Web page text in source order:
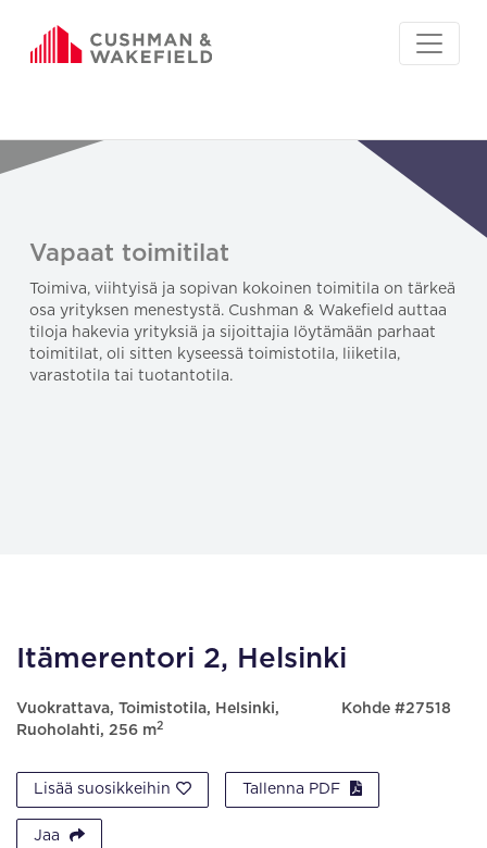
Vapaat toimitilat
Toimiva, viihtyisä ja sopivan kokoinen toimitila on tärkeä
osa yrityksen menestystä. Cushman & Wakefield auttaa
tiloja hakevia yrityksiä ja sijoittajia löytämään parhaat
toimitilat, oli sitten kyseessä toimistotila, liiketila,
varastotila tai tuotantotila.
Itämerentori 2, Helsinki
Vuokrattava, Toimistotila, Helsinki,
Ruoholahti, 256 m2
Kohde #27518
Lisää suosikkeihin Tallenna PDF
Jaa